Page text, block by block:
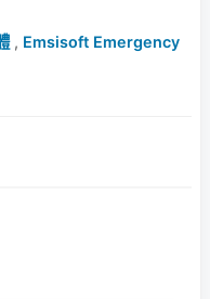
, Emsisoft Emergency